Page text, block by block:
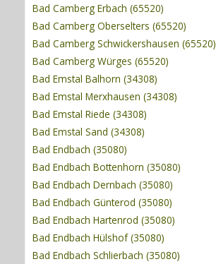
Bad Camberg Erbach (65520)
Bad Camberg Oberselters (65520)
Bad Camberg Schwickershausen (65520)
Bad Camberg Würges (65520)
Bad Emstal Balhorn (34308)
Bad Emstal Merxhausen (34308)
Bad Emstal Riede (34308)
Bad Emstal Sand (34308)
Bad Endbach (35080)
Bad Endbach Bottenhorn (35080)
Bad Endbach Dernbach (35080)
Bad Endbach Günterod (35080)
Bad Endbach Hartenrod (35080)
Bad Endbach Hülshof (35080)
Bad Endbach Schlierbach (35080)